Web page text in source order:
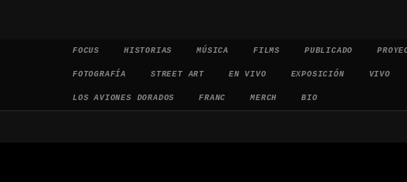
Saltar al contenido
FOCUS HISTORIAS MÚSICA FILMS PUBLICADO
FOTOGRAFÍA STREET ART EN VIVO EXPOSICIÓN VIVO
LOS AVIONES DORADOS FRANC MERCH BIO